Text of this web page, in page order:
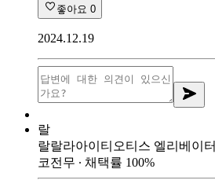
좋아요 0
2024.12.19
랄
랄랄라아이티 오티스 엘리베이터
코전무 ∙ 채택률 100%